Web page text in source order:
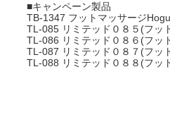
■キャンペーン製品
TB-1347 フットマッサージ
TL-085 リミテッド０８５(フッ
TL-086 リミテッド０８６(フッ
TL-087 リミテッド０８７(フッ
TL-088 リミテッド０８８(フッ